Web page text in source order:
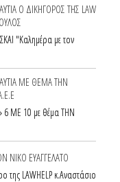
Ο ΔΙΚΗΓΟΡΟΣ ΤΗΣ LAW
"Καλημέρα με τον
ΜΕ ΘΕΜΑ ΤΗΝ
6 ΜΕ 10 με θέμα ΤΗΝ
ΝΙΚΟ ΕΥΑΓΓΕΛΑΤΟ
της LAWHELP κ.Aναστάσιο